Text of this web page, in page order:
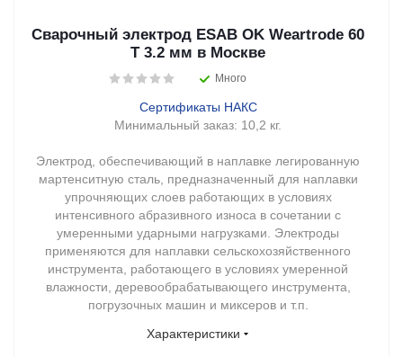
Сварочный электрод ESAB OK Weartrode 60
T 3.2 мм в Москве
Много
Сертификаты НАКС
Минимальный заказ: 10,2 кг.
Электрод, обеспечивающий в наплавке легированную
мартенситную сталь, предназначенный для наплавки
упрочняющих слоев работающих в условиях
интенсивного абразивного износа в сочетании с
умеренными ударными нагрузками. Электроды
применяются для наплавки сельскохозяйственного
инструмента, работающего в условиях умеренной
влажности, деревообрабатывающего инструмента,
погрузочных машин и миксеров и т.п.
Характеристики